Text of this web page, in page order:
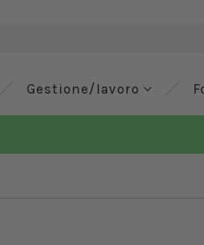
Gestione/lavoro